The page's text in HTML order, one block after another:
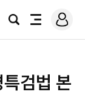
검
전
로
그
검법 본